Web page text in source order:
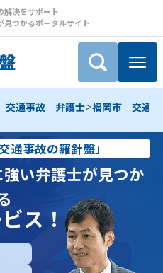
解決をサポート
見つかるポータルサイト
通事故 弁護士>福岡市 交通
通事故の羅針盤」
強い弁護士が見つか
ス！